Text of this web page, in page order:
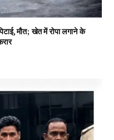
मौत; खेत में रोपा लगाने के